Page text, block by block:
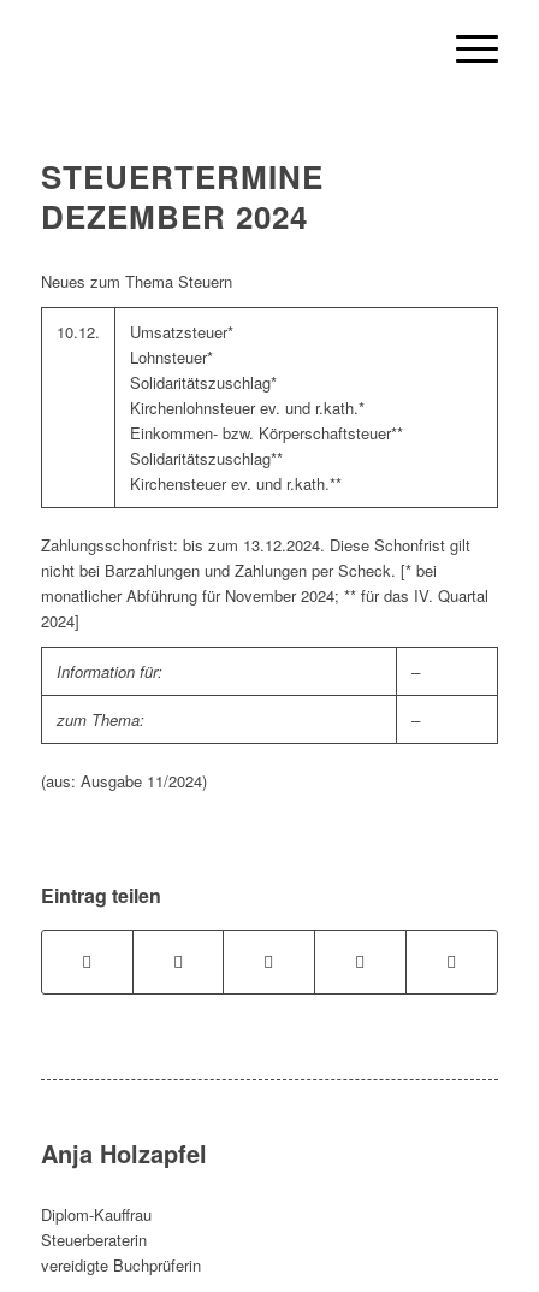
STEUERTERMINE
DEZEMBER 2024
Neues zum Thema Steuern
10.12.
Umsatzsteuer*
Lohnsteuer*
Solidaritätszuschlag*
Kirchenlohnsteuer ev. und r.kath.*
Einkommen- bzw. Körperschaftsteuer**
Solidaritätszuschlag**
Kirchensteuer ev. und r.kath.**
Zahlungsschonfrist: bis zum 13.12.2024. Diese Schonfrist gilt
nicht bei Barzahlungen und Zahlungen per Scheck. [* bei
monatlicher Abführung für November 2024; ** für das IV. Quartal
2024]
Information für: –
zum Thema: –
(aus: Ausgabe 11/2024)
Eintrag teilen
Anja Holzapfel
Diplom-Kauffrau
Steuerberaterin
vereidigte Buchprüferin